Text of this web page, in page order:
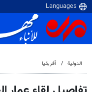
الدولية أفريقيا